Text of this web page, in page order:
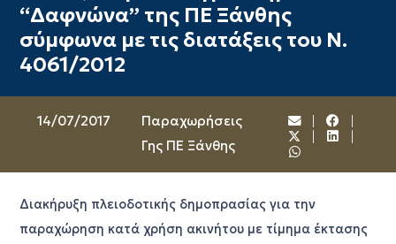
“Δαφνώνα” της ΠΕ Ξάνθης
σύμφωνα με τις διατάξεις του Ν.
4061/2012
14/07/2017
Παραχωρήσεις
Γης ΠΕ Ξάνθης
Διακήρυξη πλειοδοτικής δημοπρασίας για την
παραχώρηση κατά χρήση ακινήτου με τίμημα έκτασης